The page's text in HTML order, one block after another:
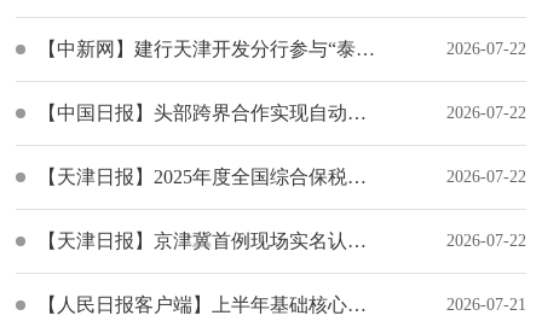
【中新网】建行天津开发分行参与“泰创+”银企对接活动 2026-07-22
【中国日报】头部跨界合作实现自动驾驶车队规模化运维新突破 2026-07-22
【天津日报】2025年度全国综合保税区发展绩效评估结果发布 我市3个综保区获评“双A” 2026-07-22
【天津日报】京津冀首例现场实名认证结果异地互认在京津两地经开区完成 让“数据多跑路、群众少跑腿” 2026-07-22
【人民日报客户端】上半年基础核心企业营收突破360亿元！天津“卡位”AI产业 2026-07-21